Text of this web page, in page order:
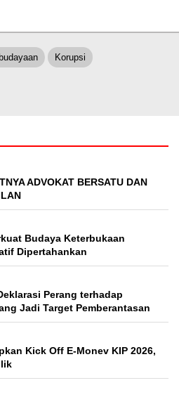
Korupsi
ADVOKAT BERSATU DAN
Budaya Keterbukaan
Dipertahankan
Perang terhadap
Jadi Target Pemberantasan
Kick Off E-Monev KIP 2026,